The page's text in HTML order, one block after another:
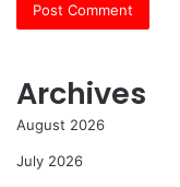
Archives
August 2026
July 2026